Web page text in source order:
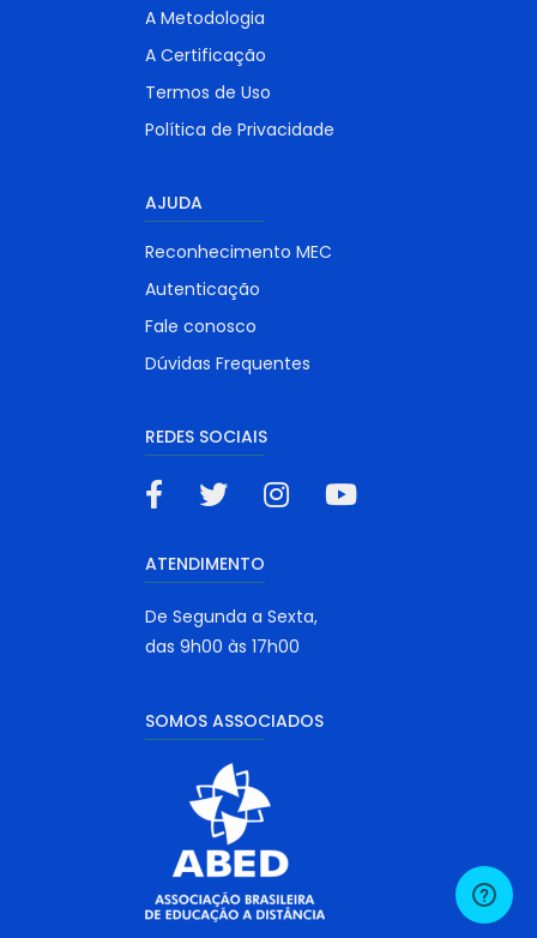
A Metodologia
A Certificação
Termos de Uso
Política de Privacidade
AJUDA
Reconhecimento MEC
Autenticação
Fale conosco
Dúvidas Frequentes
REDES SOCIAIS
ATENDIMENTO
De Segunda a Sexta,
das 9h00 às 17h00
SOMOS ASSOCIADOS